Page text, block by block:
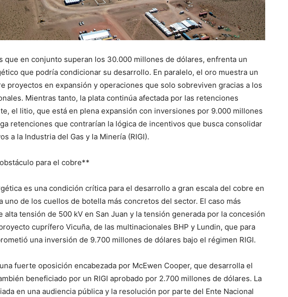
que en conjunto superan los 30.000 millones de dólares, enfrenta un
que podría condicionar su desarrollo. En paralelo, el oro muestra un
proyectos en expansión y operaciones que solo sobreviven gracias a los
Mientras tanto, la plata continúa afectada por las retenciones
el litio, que está en plena expansión con inversiones por 9.000 millones
retenciones que contrarían la lógica de incentivos que busca consolidar
a la Industria del Gas y la Minería (RIGI).
para el cobre**
es una condición crítica para el desarrollo a gran escala del cobre en
uno de los cuellos de botella más concretos del sector. El caso más
alta tensión de 500 kV en San Juan y la tensión generada por la concesión
cuprífero Vicuña, de las multinacionales BHP y Lundin, que para
una inversión de 9.700 millones de dólares bajo el régimen RIGI.
fuerte oposición encabezada por McEwen Cooper, que desarrolla el
beneficiado por un RIGI aprobado por 2.700 millones de dólares. La
en una audiencia pública y la resolución por parte del Ente Nacional